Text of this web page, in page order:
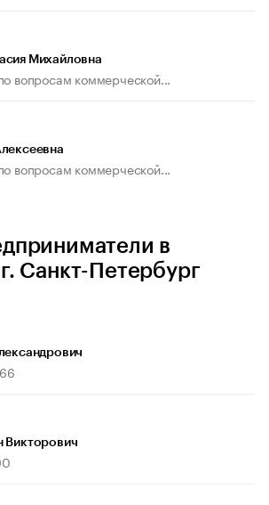
Михайловна
вопросам коммерческой...
вопросам коммерческой...
в
Санкт-Петербург
Викторович